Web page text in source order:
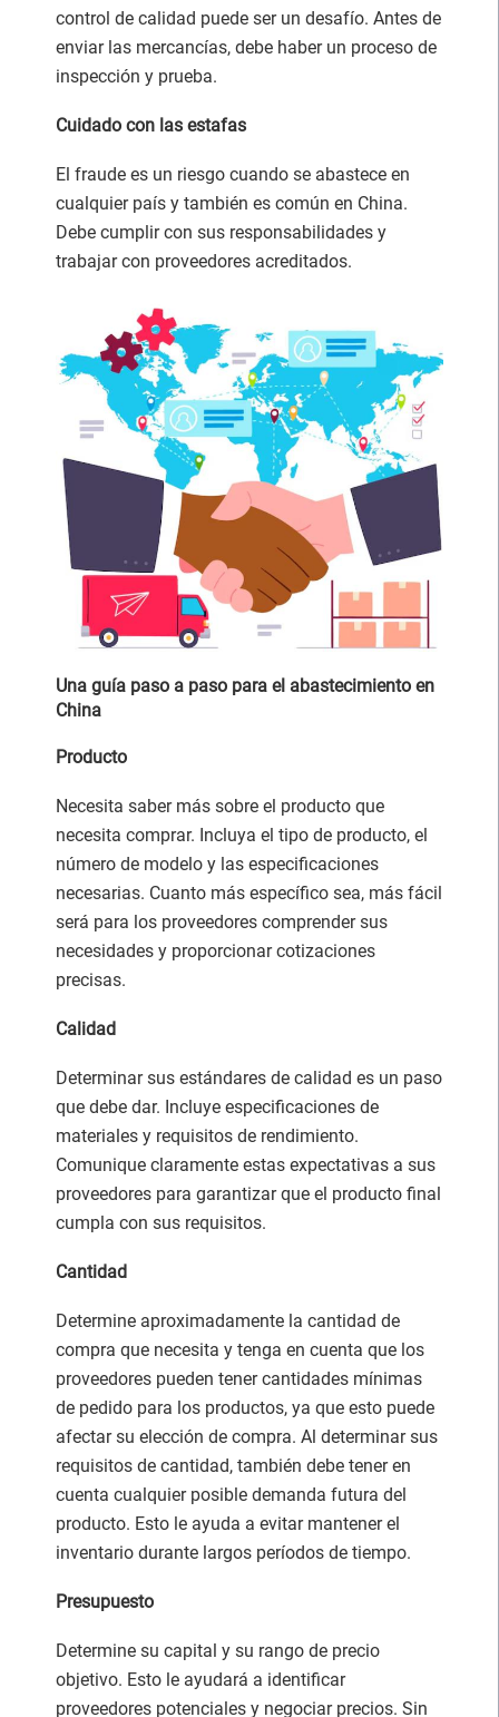
control de calidad puede ser un desafío. Antes de
enviar las mercancías, debe haber un proceso de
inspección y prueba.
Cuidado con las estafas
El fraude es un riesgo cuando se abastece en
cualquier país y también es común en China.
Debe cumplir con sus responsabilidades y
trabajar con proveedores acreditados.
Una guía paso a paso para el abastecimiento en
China
Producto
Necesita saber más sobre el producto que
necesita comprar. Incluya el tipo de producto, el
número de modelo y las especificaciones
necesarias. Cuanto más específico sea, más fácil
será para los proveedores comprender sus
necesidades y proporcionar cotizaciones
precisas.
Calidad
Determinar sus estándares de calidad es un paso
que debe dar. Incluye especificaciones de
materiales y requisitos de rendimiento.
Comunique claramente estas expectativas a sus
proveedores para garantizar que el producto final
cumpla con sus requisitos.
Cantidad
Determine aproximadamente la cantidad de
compra que necesita y tenga en cuenta que los
proveedores pueden tener cantidades mínimas
de pedido para los productos, ya que esto puede
afectar su elección de compra. Al determinar sus
requisitos de cantidad, también debe tener en
cuenta cualquier posible demanda futura del
producto. Esto le ayuda a evitar mantener el
inventario durante largos períodos de tiempo.
Presupuesto
Determine su capital y su rango de precio
objetivo. Esto le ayudará a identificar
proveedores potenciales y negociar precios. Sin